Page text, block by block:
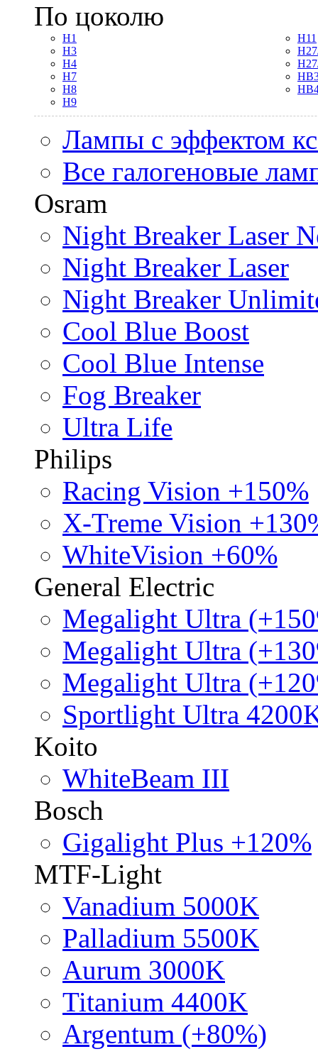
По цоколю
H1
H3
H4
H7
H8
H9
H11
Лампы с эффектом
Все галогеновые
Osram
Night Breaker Laser
Night Breaker Laser
Night Breaker
Cool Blue Boost
Cool Blue Intense
Fog Breaker
Ultra Life
Philips
Racing Vision +150%
X-Treme Vision
WhiteVision +60%
General Electric
Megalight Ultra
Megalight Ultra
Megalight Ultra
Sportlight Ultra
Koito
WhiteBeam III
Bosch
Gigalight Plus +120%
MTF-Light
Vanadium 5000K
Palladium 5500K
Aurum 3000K
Titanium 4400K
Argentum (+80%)